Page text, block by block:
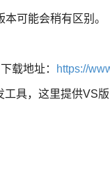
可能会稍有区别。
载地址： https://
具，这里提供VS版